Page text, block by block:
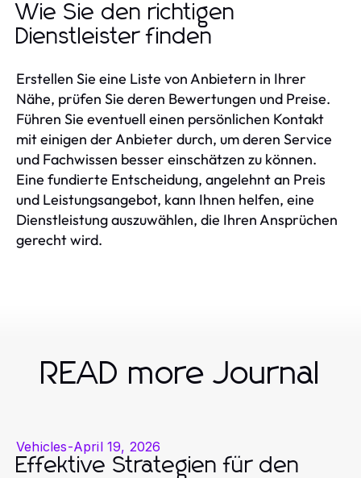
Wie Sie den richtigen
Dienstleister finden
Erstellen Sie eine Liste von Anbietern in Ihrer
Nähe, prüfen Sie deren Bewertungen und Preise.
Führen Sie eventuell einen persönlichen Kontakt
mit einigen der Anbieter durch, um deren Service
und Fachwissen besser einschätzen zu können.
Eine fundierte Entscheidung, angelehnt an Preis
und Leistungsangebot, kann Ihnen helfen, eine
Dienstleistung auszuwählen, die Ihren Ansprüchen
gerecht wird.
READ more Journal
Vehicles-April 19, 2026
Effektive Strategien für den